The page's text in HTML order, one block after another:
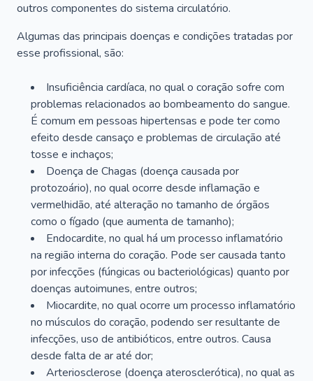
outros componentes do sistema circulatório.
Algumas das principais doenças e condições tratadas por
esse profissional, são:
Insuficiência cardíaca, no qual o coração sofre com
problemas relacionados ao bombeamento do sangue.
É comum em pessoas hipertensas e pode ter como
efeito desde cansaço e problemas de circulação até
tosse e inchaços;
Doença de Chagas (doença causada por
protozoário), no qual ocorre desde inflamação e
vermelhidão, até alteração no tamanho de órgãos
como o fígado (que aumenta de tamanho);
Endocardite, no qual há um processo inflamatório
na região interna do coração. Pode ser causada tanto
por infecções (fúngicas ou bacteriológicas) quanto por
doenças autoimunes, entre outros;
Miocardite, no qual ocorre um processo inflamatório
no músculos do coração, podendo ser resultante de
infecções, uso de antibióticos, entre outros. Causa
desde falta de ar até dor;
Arteriosclerose (doença aterosclerótica), no qual as